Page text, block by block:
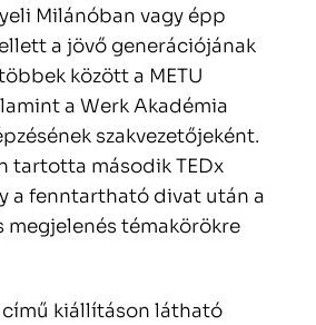
Milánóban vagy épp
a jövő generációjának
között a METU
a Werk Akadémia
szakvezetőjeként.
tartotta második TEDx
a fenntartható divat után a
megjelenés témakörökre
című kiállításon látható